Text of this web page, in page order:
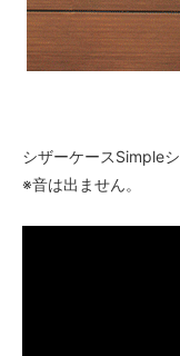
シザーケースSimple
※音は出ません。